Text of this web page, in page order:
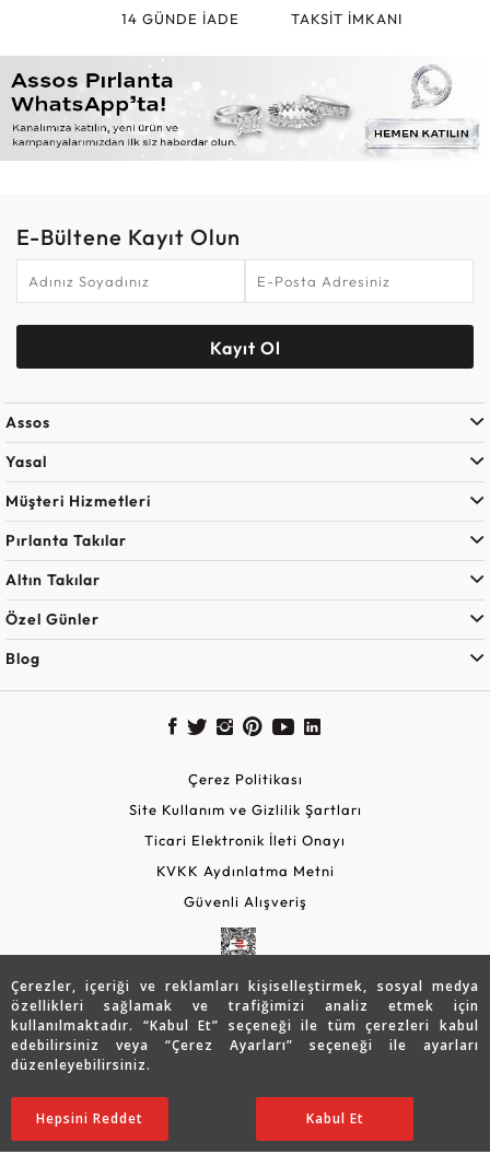
Çerezler, içeriği ve reklamları kişiselleştirmek, sosyal medya
özellikleri sağlamak ve trafiğimizi analiz etmek için
kullanılmaktadır. “Kabul Et” seçeneği ile tüm çerezleri kabul
edebilirsiniz veya “Çerez Ayarları” seçeneği ile ayarları
düzenleyebilirsiniz.
Ayarları Düzenle
Hepsini Reddet Kabul Et
72.816 TL
50.991TL SATIN ALIN
14 GÜNDE İADE TAKSİT İMKANI
E-Bültene Kayıt Olun
Kayıt Ol
Assos
Yasal
Müşteri Hizmetleri
Pırlanta Takılar
Altın Takılar
Özel Günler
Blog
Çerez Politikası
Site Kullanım ve Gizlilik Şartları
Ticari Elektronik İleti Onayı
KVKK Aydınlatma Metni
Güvenli Alışveriş
Copyright © 2026 Assos Pırlanta - Bu sitenin tüm hakları